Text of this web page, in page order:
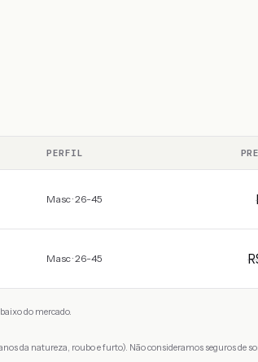
PERFIL
Masc · 26-45
Masc · 26-45
do mercado.
da natureza, roubo e furto). Não consideramos seguros de